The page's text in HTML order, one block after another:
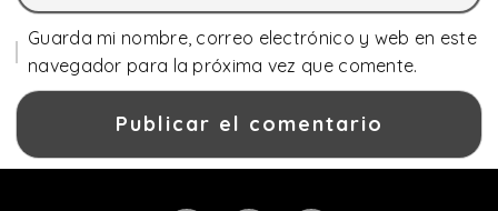
Guarda mi nombre, correo electrónico y web en este
navegador para la próxima vez que comente.